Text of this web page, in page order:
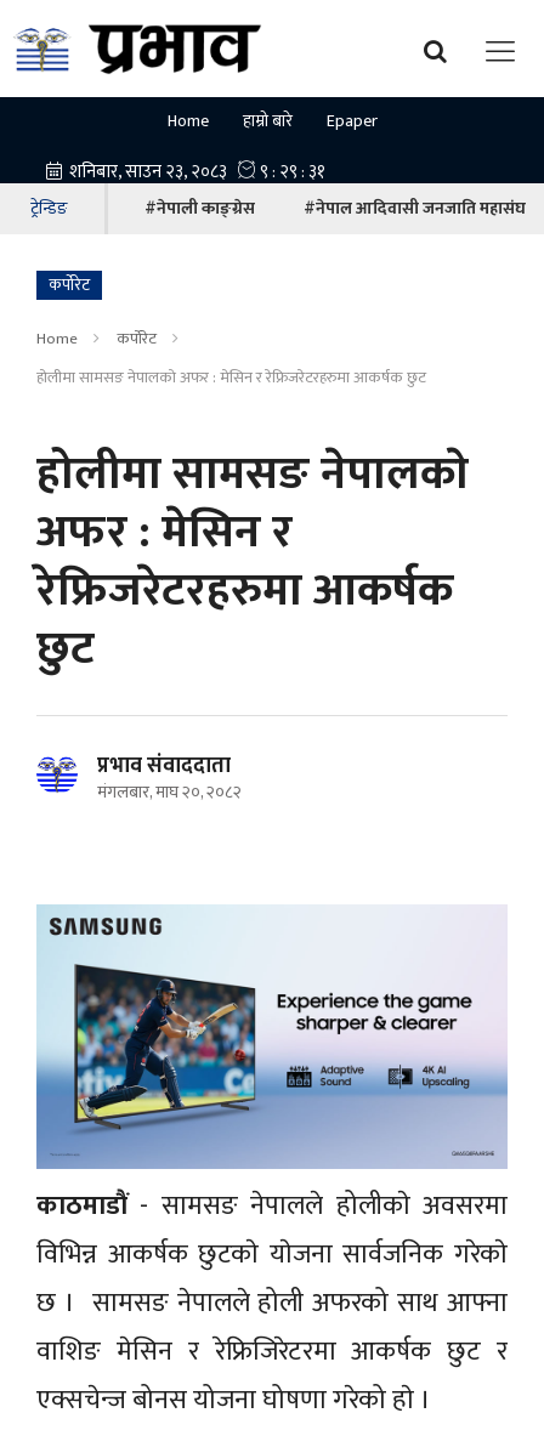
Home हाम्रो बारे Epaper
ट्रेन्डिङ #नेपाली काङ्ग्रेस #नेपाल आदिवासी जनजाति महासंघ
कर्पोरेट
Home
कर्पोरेट
होलीमा सामसङ नेपालकाे अफर : मेसिन र रेफ्रिजरेटरहरुमा आकर्षक छुट
होलीमा सामसङ नेपालकाे
अफर : मेसिन र
रेफ्रिजरेटरहरुमा आकर्षक
छुट
प्रभाव संवाददाता
मंगलबार, माघ २०, २०८२
काठमाडाैं - सामसङ नेपालले होलीकाे अवसरमा
विभिन्न आकर्षक छुटकाे याेजना सार्वजनिक गरेकाे
छ । सामसङ नेपालले होली अफरको साथ आफ्ना
वाशिङ मेसिन र रेफ्रिजिरेटरमा आकर्षक छुट र
एक्सचेन्ज बोनस योजना घोषणा गरेको हाे ।